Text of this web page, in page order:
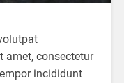
amet, consectetur
incididunt